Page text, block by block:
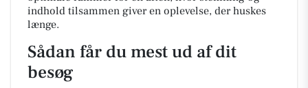
indhold tilsammen giver en oplevelse, der huskes
længe.
Sådan får du mest ud af dit
besøg